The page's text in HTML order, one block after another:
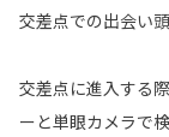
交差点での出会い
交差点に進入する
ーと単眼カメラで